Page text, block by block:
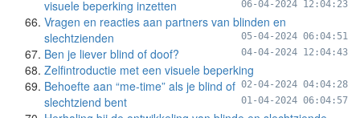
visuele beperking inzetten
06-04-2024 12:04:23
Vragen en reacties aan partners van blinden en
slechtzienden
05-04-2024 06:04:51
Ben je liever blind of doof? 04-04-2024 12:04:43
Zelfintroductie met een visuele beperking
02-04-2024 04:04:28
Behoefte aan “me-time” als je blind of
slechtziend bent
01-04-2024 06:04:57